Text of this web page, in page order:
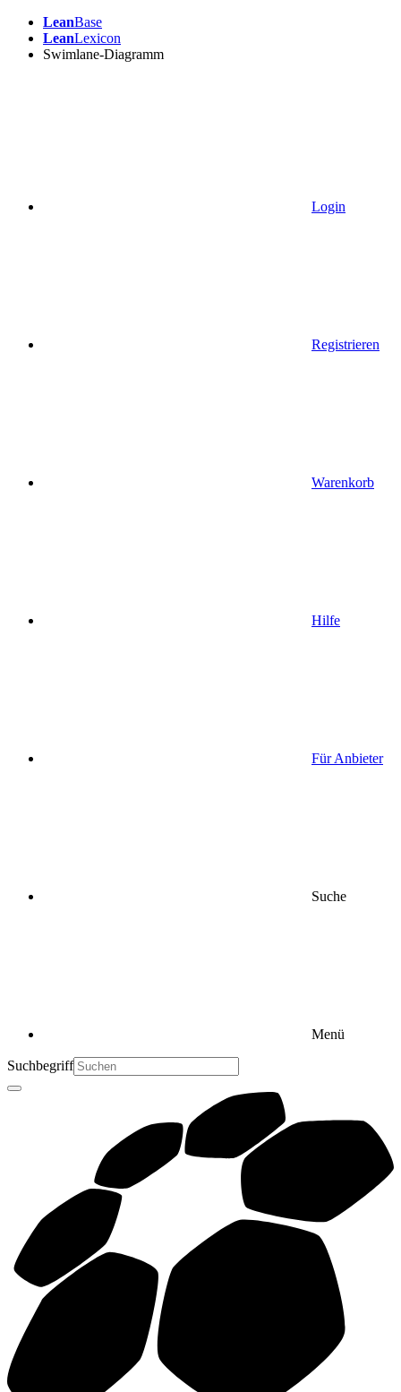
LeanBase
LeanLexicon
Swimlane-Diagramm
Login
Registrieren
Warenkorb
Hilfe
Für Anbieter
Suche
Menü
Suchbegriff